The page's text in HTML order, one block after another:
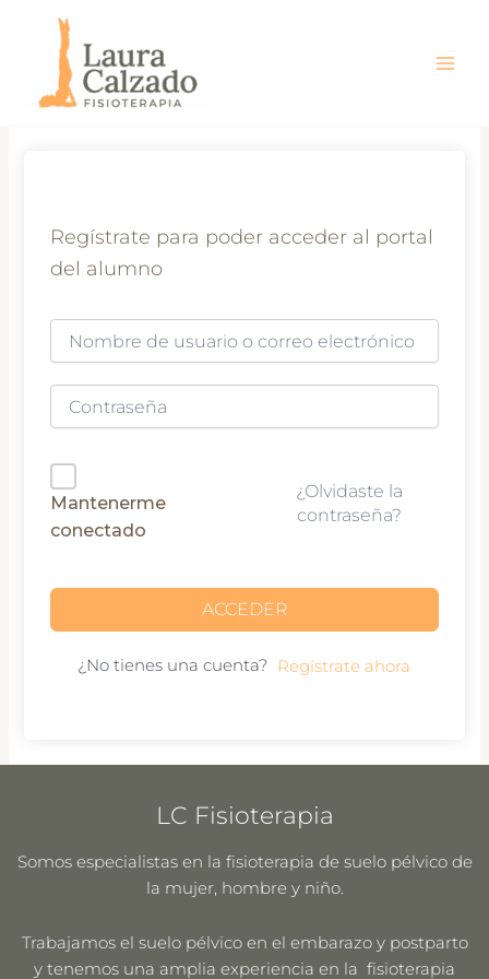
contenido
Regístrate para poder acceder al portal
del alumno
Mantenerme
conectado
¿Olvidaste la
contraseña?
ACCEDER
¿No tienes una cuenta? Regístrate ahora
LC Fisioterapia
Somos especialistas en la fisioterapia de suelo pélvico de
la mujer, hombre y niño.
Trabajamos el suelo pélvico en el embarazo y postparto
y tenemos una amplia experiencia en la fisioterapia